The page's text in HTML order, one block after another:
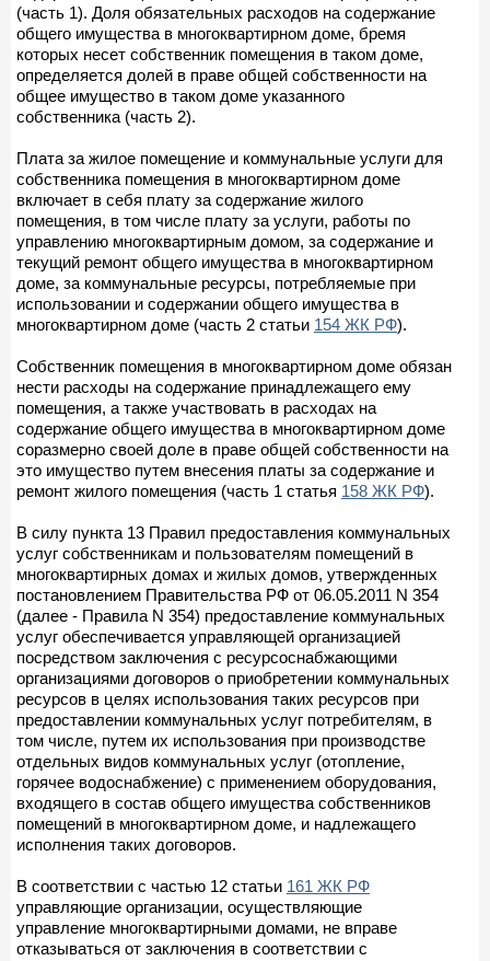
(часть 1). Доля обязательных расходов на содержание
общего имущества в многоквартирном доме, бремя
которых несет собственник помещения в таком доме,
определяется долей в праве общей собственности на
общее имущество в таком доме указанного
собственника (часть 2).
Плата за жилое помещение и коммунальные услуги для
собственника помещения в многоквартирном доме
включает в себя плату за содержание жилого
помещения, в том числе плату за услуги, работы по
управлению многоквартирным домом, за содержание и
текущий ремонт общего имущества в многоквартирном
доме, за коммунальные ресурсы, потребляемые при
использовании и содержании общего имущества в
многоквартирном доме (часть 2 статьи 154 ЖК РФ).
Собственник помещения в многоквартирном доме обязан
нести расходы на содержание принадлежащего ему
помещения, а также участвовать в расходах на
содержание общего имущества в многоквартирном доме
соразмерно своей доле в праве общей собственности на
это имущество путем внесения платы за содержание и
ремонт жилого помещения (часть 1 статья 158 ЖК РФ).
В силу пункта 13 Правил предоставления коммунальных
услуг собственникам и пользователям помещений в
многоквартирных домах и жилых домов, утвержденных
постановлением Правительства РФ от 06.05.2011 N 354
(далее - Правила N 354) предоставление коммунальных
услуг обеспечивается управляющей организацией
посредством заключения с ресурсоснабжающими
организациями договоров о приобретении коммунальных
ресурсов в целях использования таких ресурсов при
предоставлении коммунальных услуг потребителям, в
том числе, путем их использования при производстве
отдельных видов коммунальных услуг (отопление,
горячее водоснабжение) с применением оборудования,
входящего в состав общего имущества собственников
помещений в многоквартирном доме, и надлежащего
исполнения таких договоров.
В соответствии с частью 12 статьи 161 ЖК РФ
управляющие организации, осуществляющие
управление многоквартирными домами, не вправе
отказываться от заключения в соответствии с